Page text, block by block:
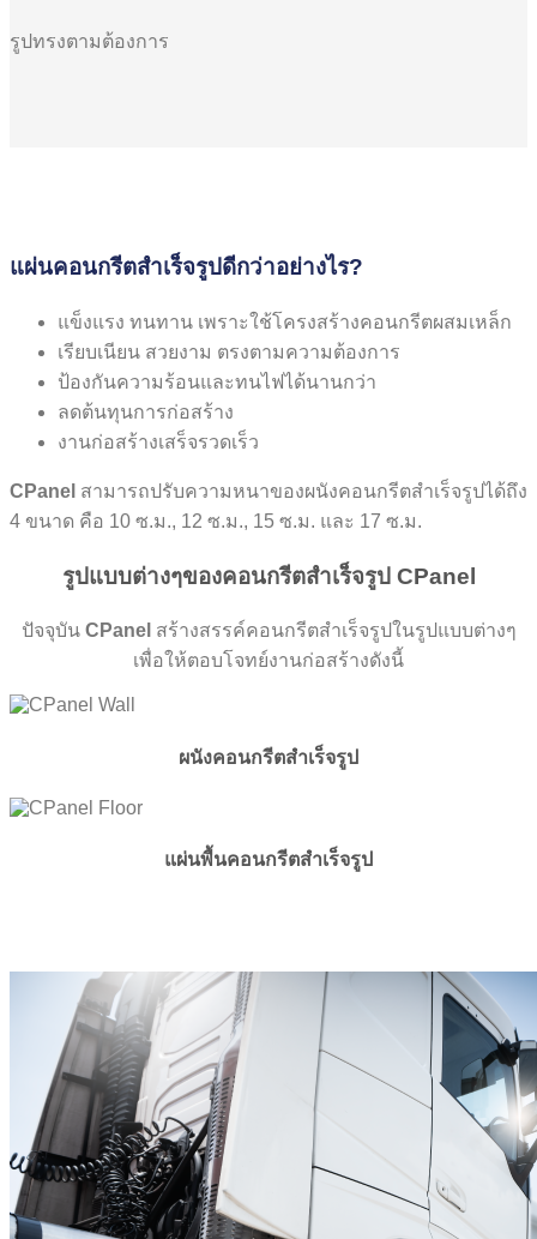
รูปทรงตามต้องการ
แผ่นคอนกรีตสำเร็จรูปดีกว่าอย่างไร?
แข็งแรง ทนทาน เพราะใช้โครงสร้างคอนกรีตผสมเหล็ก
เรียบเนียน สวยงาม ตรงตามความต้องการ
ป้องกันความร้อนและทนไฟได้นานกว่า
ลดต้นทุนการก่อสร้าง
งานก่อสร้างเสร็จรวดเร็ว
CPanel สามารถปรับความหนาของผนังคอนกรีตสำเร็จรูปได้ถึง
4 ขนาด คือ 10 ซ.ม., 12 ซ.ม., 15 ซ.ม. และ 17 ซ.ม.
รูปแบบต่างๆของคอนกรีตสำเร็จรูป CPanel
ปัจจุบัน CPanel สร้างสรรค์คอนกรีตสำเร็จรูปในรูปแบบต่างๆ
เพื่อให้ตอบโจทย์งานก่อสร้างดังนี้
ผนังคอนกรีตสำเร็จรูป
แผ่นพื้นคอนกรีตสำเร็จรูป